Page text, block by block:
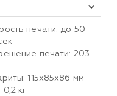
печати: до 50
печати: 203
115х85х86 мм
0,2 кг